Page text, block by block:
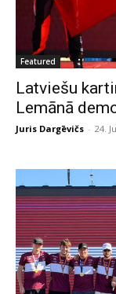
Featured
Latviešu
Lemānā
Juris Dargēvičs - 24.